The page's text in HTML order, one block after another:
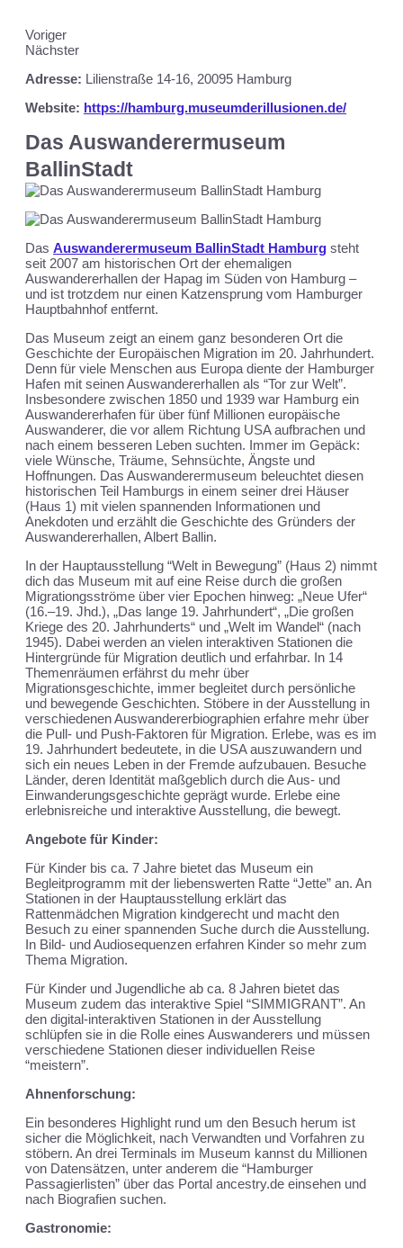
Voriger
Nächster
Adresse: Lilienstraße 14-16, 20095 Hamburg
Website: https://hamburg.museumderillusionen.de/
Das Auswanderermuseum
BallinStadt
Das Auswanderermuseum BallinStadt Hamburg steht
seit 2007 am historischen Ort der ehemaligen
Auswandererhallen der Hapag im Süden von Hamburg –
und ist trotzdem nur einen Katzensprung vom Hamburger
Hauptbahnhof entfernt.
Das Museum zeigt an einem ganz besonderen Ort die
Geschichte der Europäischen Migration im 20. Jahrhundert.
Denn für viele Menschen aus Europa diente der Hamburger
Hafen mit seinen Auswandererhallen als “Tor zur Welt”.
Insbesondere zwischen 1850 und 1939 war Hamburg ein
Auswandererhafen für über fünf Millionen europäische
Auswanderer, die vor allem Richtung USA aufbrachen und
nach einem besseren Leben suchten. Immer im Gepäck:
viele Wünsche, Träume, Sehnsüchte, Ängste und
Hoffnungen. Das Auswanderermuseum beleuchtet diesen
historischen Teil Hamburgs in einem seiner drei Häuser
(Haus 1) mit vielen spannenden Informationen und
Anekdoten und erzählt die Geschichte des Gründers der
Auswandererhallen, Albert Ballin.
In der Hauptausstellung “Welt in Bewegung” (Haus 2) nimmt
dich das Museum mit auf eine Reise durch die großen
Migrationgsströme über vier Epochen hinweg: „Neue Ufer“
(16.–19. Jhd.), „Das lange 19. Jahrhundert“, „Die großen
Kriege des 20. Jahrhunderts“ und „Welt im Wandel“ (nach
1945). Dabei werden an vielen interaktiven Stationen die
Hintergründe für Migration deutlich und erfahrbar. In 14
Themenräumen erfährst du mehr über
Migrationsgeschichte, immer begleitet durch persönliche
und bewegende Geschichten. Stöbere in der Ausstellung in
verschiedenen Auswandererbiographien erfahre mehr über
die Pull- und Push-Faktoren für Migration. Erlebe, was es im
19. Jahrhundert bedeutete, in die USA auszuwandern und
sich ein neues Leben in der Fremde aufzubauen. Besuche
Länder, deren Identität maßgeblich durch die Aus- und
Einwanderungsgeschichte geprägt wurde. Erlebe eine
erlebnisreiche und interaktive Ausstellung, die bewegt.
Angebote für Kinder:
Für Kinder bis ca. 7 Jahre bietet das Museum ein
Begleitprogramm mit der liebenswerten Ratte “Jette” an. An
Stationen in der Hauptausstellung erklärt das
Rattenmädchen Migration kindgerecht und macht den
Besuch zu einer spannenden Suche durch die Ausstellung.
In Bild- und Audiosequenzen erfahren Kinder so mehr zum
Thema Migration.
Für Kinder und Jugendliche ab ca. 8 Jahren bietet das
Museum zudem das interaktive Spiel “SIMMIGRANT”. An
den digital-interaktiven Stationen in der Ausstellung
schlüpfen sie in die Rolle eines Auswanderers und müssen
verschiedene Stationen dieser individuellen Reise
“meistern”.
Ahnenforschung:
Ein besonderes Highlight rund um den Besuch herum ist
sicher die Möglichkeit, nach Verwandten und Vorfahren zu
stöbern. An drei Terminals im Museum kannst du Millionen
von Datensätzen, unter anderem die “Hamburger
Passagierlisten” über das Portal ancestry.de einsehen und
nach Biografien suchen.
Gastronomie: